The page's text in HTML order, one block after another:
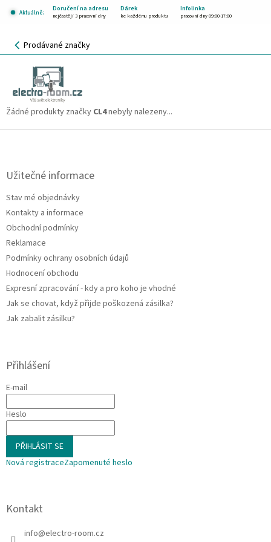
Aktuálně:
Doručení na adresu Dárek Infolinka
nejčastěji 3 pracovní dny ke každému produktu pracovní dny 09:00-17:00
NÁKUPNÍ
KOŠÍK
Prodávané značky
Žádné produkty značky CL4nebyly nalezeny...
Z
Užitečné informace
Stav mé objednávky
Kontakty a informace
Obchodní podmínky
Reklamace
Podmínky ochrany osobních údajů
Hodnocení obchodu
Expresní zpracování - kdy a pro koho je vhodné
Jak se chovat, když přijde poškozená zásilka?
Jak zabalit zásilku?
Přihlášení
E-mail
Heslo
PŘIHLÁSIT SE
Nová registraceZapomenuté heslo
Kontakt
info@electro-room.cz